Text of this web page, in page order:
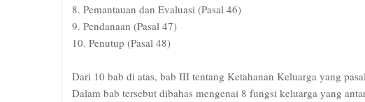
8. Pemantauan dan Evaluasi (Pasal 46)
9. Pendanaan (Pasal 47)
10. Penutup (Pasal 48)
Dari 10 bab di atas, bab III tentang Ketahanan Keluarga yang
Dalam bab tersebut dibahas mengenai 8 fungsi keluarga yang